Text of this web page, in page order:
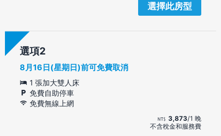
選擇此房型
選項
8月16日(星期日)前可免費取消
1 張加大雙人床
免費自助停車
免費無線上網
3,873/1 晚
不含稅金和服務費